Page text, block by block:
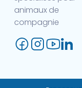
animaux de
compagnie